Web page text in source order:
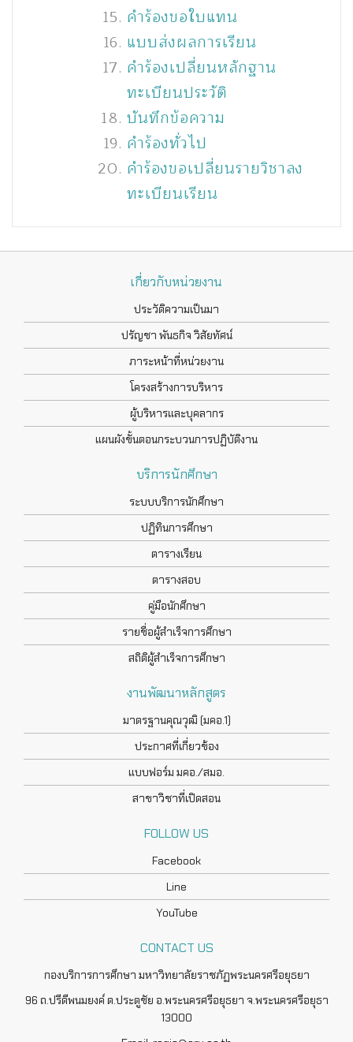
คําร้องขอใบแทน
แบบส่งผลการเรียน
คําร้องเปลี่ยนหลักฐาน
ทะเบียนประวัติ
บันทึกข้อความ
คําร้องทั่วไป
คำร้องขอเปลี่ยนรายวิชาลง
ทะเบียนเรียน
เกี่ยวกับหน่วยงาน
ประวัติความเป็นมา
ปรัญชา พันธกิจ วิสัยทัศน์
ภาระหน้าที่หน่วยงาน
โครงสร้างการบริหาร
ผู้บริหารและบุคลากร
แผนผังขั้นตอนกระบวนการปฏิบัติงาน
บริการนักศึกษา
ระบบบริการนักศึกษา
ปฏิทินการศึกษา
ตารางเรียน
ตารางสอบ
คู่มือนักศึกษา
รายชื่อผู้สำเร็จการศึกษา
สถิติผู้สำเร็จการศึกษา
งานพัฒนาหลักสูตร
มาตรฐานคุณวุฒิ (มคอ.1)
ประกาศที่เกี่ยวข้อง
แบบฟอร์ม มคอ./สมอ.
สาขาวิชาที่เปิดสอน
FOLLOW US
Facebook
Line
YouTube
CONTACT US
กองบริการการศึกษา มหาวิทยาลัยราชภัฏพระนครศรีอยุธยา
96 ถ.ปรีดีพนมยงค์ ต.ประตูชัย อ.พระนครศรีอยุธยา จ.พระนครศรีอยุธา
13000